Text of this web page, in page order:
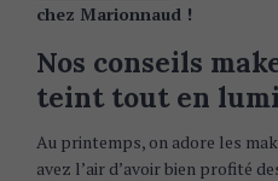
chez Marionnaud !
Nos conseils
teint tout en
Au printemps, on adore les
avez l’air d’avoir bien profité